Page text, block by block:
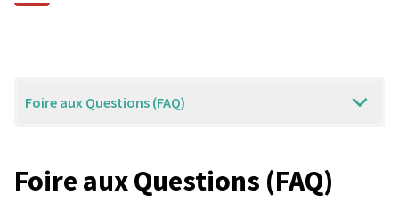
Foire aux Questions (FAQ)
Foire aux Questions (FAQ)